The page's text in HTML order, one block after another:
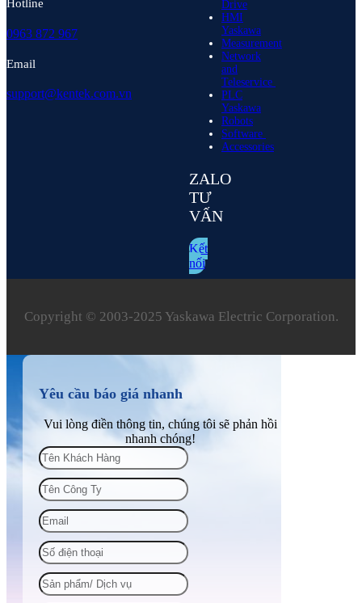
Hotline
0963 872 967
Email
support@kentek.com.vn
Drive
HMI
Yaskawa
Measurement
Network
and
Teleservice
PLC
Yaskawa
Robots
Software
Accessories
ZALO
TƯ
VẤN
Kết
nối
Copyright © 2003‑2025 Yaskawa Electric Corporation.
Yêu cầu báo giá nhanh
Vui lòng điền thông tin, chúng tôi sẽ phản hồi
nhanh chóng!